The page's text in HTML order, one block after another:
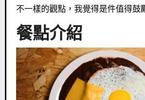
不一樣的觀點，我覺得是件值得鼓
餐點介紹